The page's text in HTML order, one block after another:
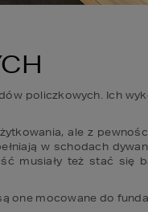
policzkowych. Ich
ale z
w schodach
musiały też stać się
one mocowane do